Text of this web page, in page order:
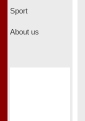
Sport
About us